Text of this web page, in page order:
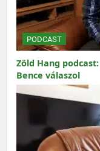
PODCAST
Zöld Hang
Bence válaszol